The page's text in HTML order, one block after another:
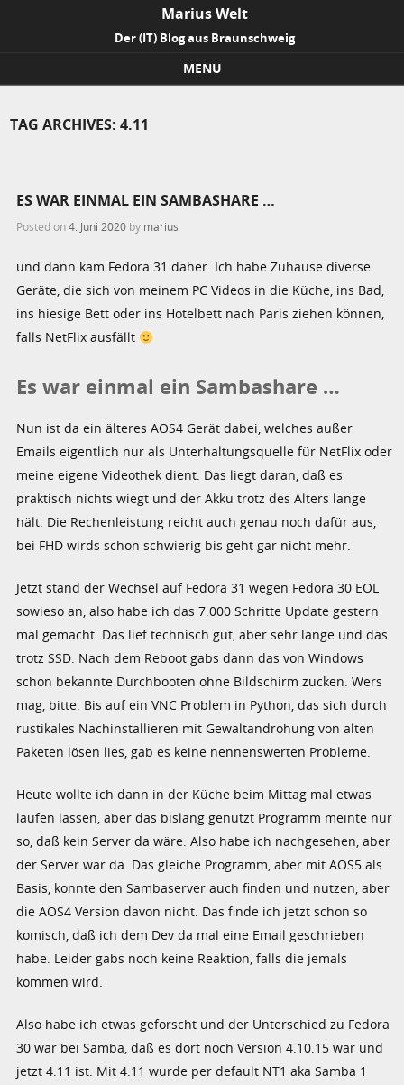
Marius Welt
Der (IT) Blog aus Braunschweig
MENU
TAG ARCHIVES:4.11
ES WAR EINMAL EIN SAMBASHARE …
Posted on4. Juni 2020 by marius
und dann kam Fedora 31 daher. Ich habe Zuhause diverse
Geräte, die sich von meinem PC Videos in die Küche, ins Bad,
ins hiesige Bett oder ins Hotelbett nach Paris ziehen können,
falls NetFlix ausfällt
Es war einmal ein Sambashare …
Nun ist da ein älteres AOS4 Gerät dabei, welches außer
Emails eigentlich nur als Unterhaltungsquelle für NetFlix oder
meine eigene Videothek dient. Das liegt daran, daß es
praktisch nichts wiegt und der Akku trotz des Alters lange
hält. Die Rechenleistung reicht auch genau noch dafür aus,
bei FHD wirds schon schwierig bis geht gar nicht mehr.
Jetzt stand der Wechsel auf Fedora 31 wegen Fedora 30 EOL
sowieso an, also habe ich das 7.000 Schritte Update gestern
mal gemacht. Das lief technisch gut, aber sehr lange und das
trotz SSD. Nach dem Reboot gabs dann das von Windows
schon bekannte Durchbooten ohne Bildschirm zucken. Wers
mag, bitte. Bis auf ein VNC Problem in Python, das sich durch
rustikales Nachinstallieren mit Gewaltandrohung von alten
Paketen lösen lies, gab es keine nennenswerten Probleme.
Heute wollte ich dann in der Küche beim Mittag mal etwas
laufen lassen, aber das bislang genutzt Programm meinte nur
so, daß kein Server da wäre. Also habe ich nachgesehen, aber
der Server war da. Das gleiche Programm, aber mit AOS5 als
Basis, konnte den Sambaserver auch finden und nutzen, aber
die AOS4 Version davon nicht. Das finde ich jetzt schon so
komisch, daß ich dem Dev da mal eine Email geschrieben
habe. Leider gabs noch keine Reaktion, falls die jemals
kommen wird.
Also habe ich etwas geforscht und der Unterschied zu Fedora
30 war bei Samba, daß es dort noch Version 4.10.15 war und
jetzt 4.11 ist. Mit 4.11 wurde per default NT1 aka Samba 1